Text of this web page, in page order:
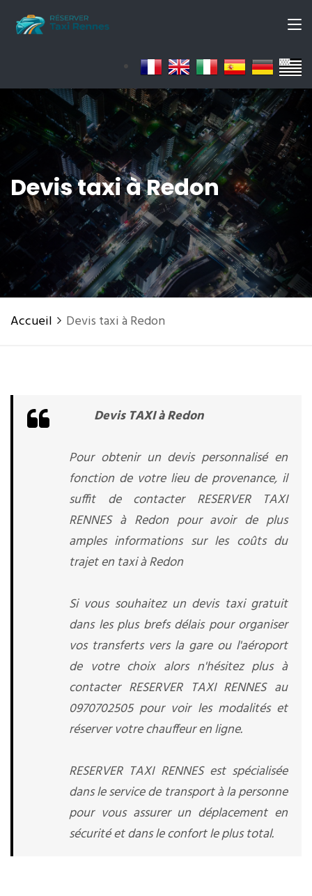
Devis taxi à Redon
Accueil Devis taxi à Redon
Devis TAXI à Redon
Pour obtenir un devis personnalisé en
fonction de votre lieu de provenance, il
suffit de contacter RESERVER TAXI
RENNES à Redon pour avoir de plus
amples informations sur les coûts du
trajet en taxi à Redon
Si vous souhaitez un devis taxi gratuit
dans les plus brefs délais pour organiser
vos transferts vers la gare ou l'aéroport
de votre choix alors n'hésitez plus à
contacter RESERVER TAXI RENNES au
0970702505 pour voir les modalités et
réserver votre chauffeur en ligne.
RESERVER TAXI RENNES est spécialisée
dans le service de transport à la personne
pour vous assurer un déplacement en
sécurité et dans le confort le plus total.